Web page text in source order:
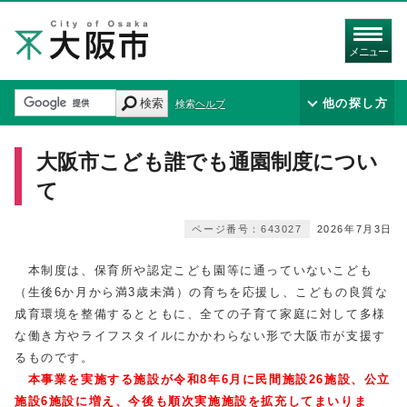
メニュー
検索 検索ヘルプ 他の探し方
大阪市こども誰でも通園制度につい
て
2026年7月3日
ページ番号：643027
本制度は、保育所や認定こども園等に通っていないこども
（生後6か月から満3歳未満）の育ちを応援し、こどもの良質な
成育環境を整備するとともに、全ての子育て家庭に対して多様
な働き方やライフスタイルにかかわらない形で大阪市が支援す
るものです。
本事業を実施する施設が令和8年6月に民間施設26施設、公立
施設6施設に増え、今後も順次実施施設を拡充してまいりま